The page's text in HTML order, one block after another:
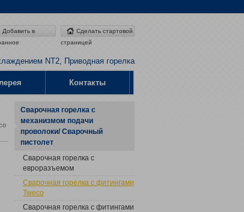
Сделать стартовой
страницей
Добавить в
NT2, Приводная горелка
Контакты
Сварочная горелка с
механизмом подачи
проволоки/ Сварочный
пистолет
Сварочная горелка с
евроразъемом
Сварочная горелка с фитингами
Tweco
Сварочная горелка с фитингами